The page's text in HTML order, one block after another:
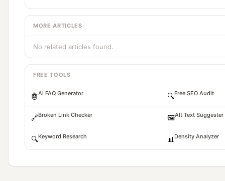
MORE ARTICLES
No related articles found.
FREE TOOLS
🤖AI FAQ Generator 🔍Free SEO Audit
🔗Broken Link Checker 🖼️Alt Text Suggester
🔍Keyword Research 📊 Density Analyzer